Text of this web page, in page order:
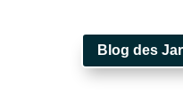
Blog des